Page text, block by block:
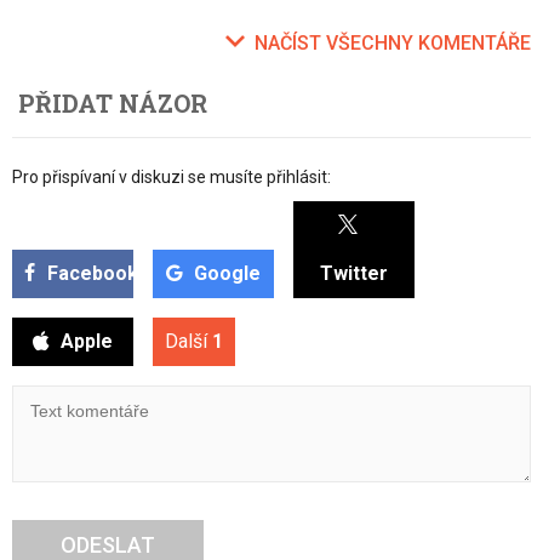
NAČÍST VŠECHNY KOMENTÁŘE
PŘIDAT NÁZOR
Pro přispívaní v diskuzi se musíte přihlásit:
Facebook Google Twitter
Apple Další 1
ODESLAT